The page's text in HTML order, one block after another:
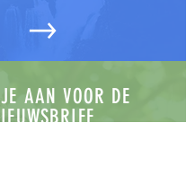
AAN VOOR DE